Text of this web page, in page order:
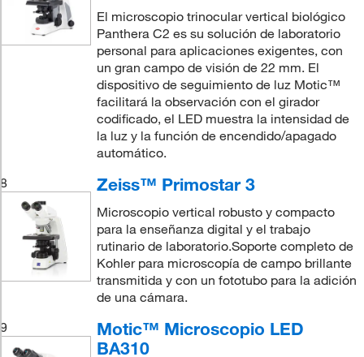
El microscopio trinocular vertical biológico
Panthera C2 es su solución de laboratorio
personal para aplicaciones exigentes, con
un gran campo de visión de 22 mm. El
dispositivo de seguimiento de luz Motic™
facilitará la observación con el girador
codificado, el LED muestra la intensidad de
la luz y la función de encendido/apagado
automático.
8
Zeiss™ Primostar 3
Microscopio vertical robusto y compacto
para la enseñanza digital y el trabajo
rutinario de laboratorio.Soporte completo de
Kohler para microscopía de campo brillante
transmitida y con un fototubo para la adición
de una cámara.
9
Motic™ Microscopio LED
BA310